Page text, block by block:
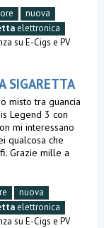
nuova
elettronica
su E-Cigs e PV
SIGARETTA
misto tra guancia
Legend 3 con
mi interessano
qualcosa che
Grazie mille a
nuova
elettronica
su E-Cigs e PV